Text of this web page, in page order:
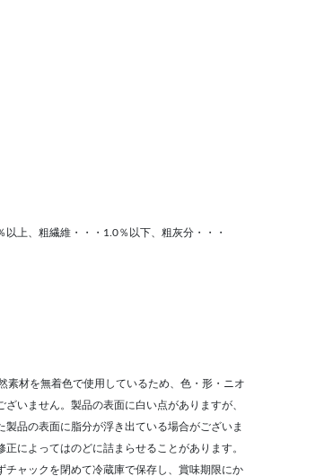
上、粗繊維・・・1.0％以下、粗灰分・・・
素材を無着色で使用しているため、色・形・ニオ
いません。製品の表面に白い点がありますが、
品の表面に脂分が浮き出ている場合がございま
によってはのどに詰まらせることがあります。
ャックを閉めて冷蔵庫で保存し、賞味期限にか